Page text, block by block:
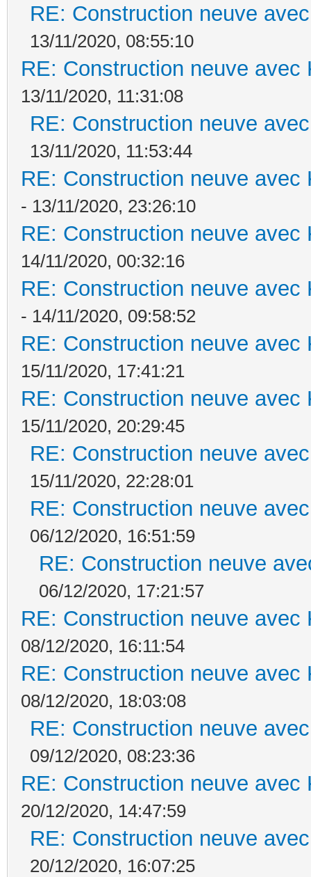
RE: Construction neuve
13/11/2020, 08:55:10
RE: Construction neuve avec
13/11/2020, 11:31:08
RE: Construction neuve
13/11/2020, 11:53:44
RE: Construction neuve avec
- 13/11/2020, 23:26:10
RE: Construction neuve avec
14/11/2020, 00:32:16
RE: Construction neuve avec
- 14/11/2020, 09:58:52
RE: Construction neuve avec
15/11/2020, 17:41:21
RE: Construction neuve avec
15/11/2020, 20:29:45
RE: Construction neuve
15/11/2020, 22:28:01
RE: Construction neuve
06/12/2020, 16:51:59
RE: Construction neuve
06/12/2020, 17:21:57
RE: Construction neuve avec
08/12/2020, 16:11:54
RE: Construction neuve avec
08/12/2020, 18:03:08
RE: Construction neuve
09/12/2020, 08:23:36
RE: Construction neuve avec
20/12/2020, 14:47:59
RE: Construction neuve
20/12/2020, 16:07:25